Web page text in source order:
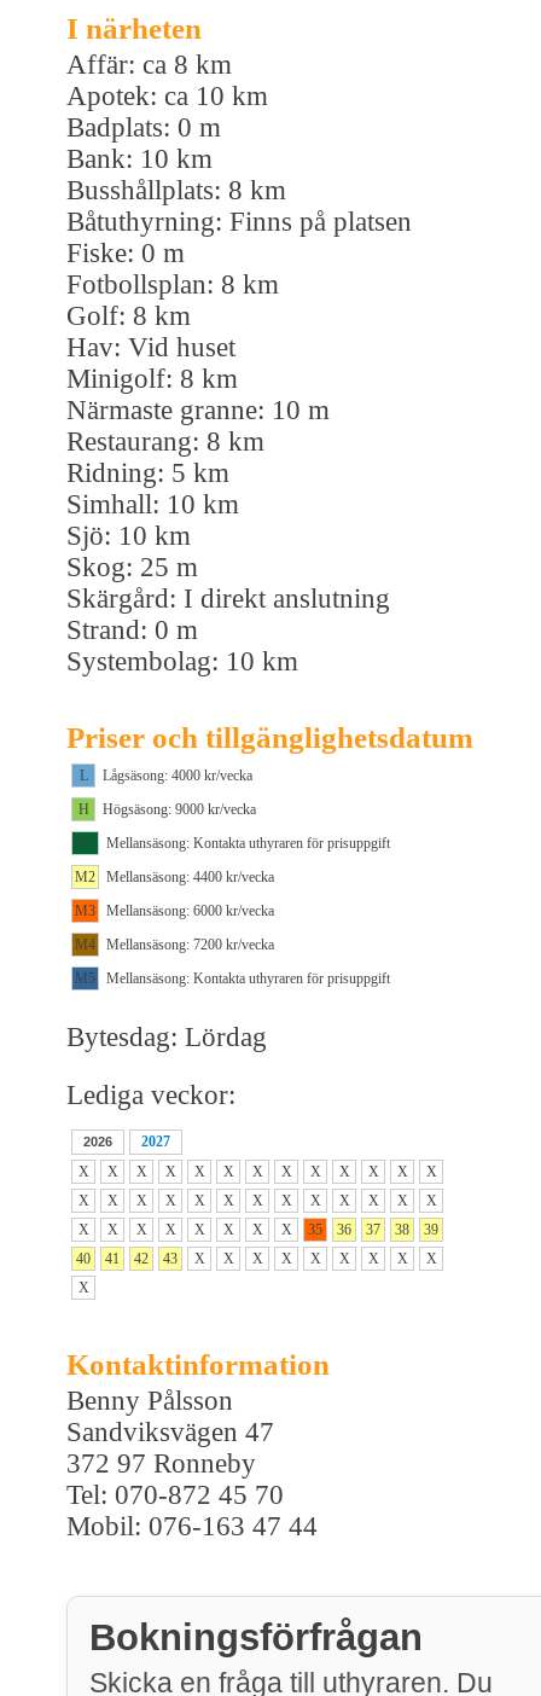
I närheten
Affär: ca 8 km
Apotek: ca 10 km
Badplats: 0 m
Bank: 10 km
Busshållplats: 8 km
Båtuthyrning: Finns på platsen
Fiske: 0 m
Fotbollsplan: 8 km
Golf: 8 km
Hav: Vid huset
Minigolf: 8 km
Närmaste granne: 10 m
Restaurang: 8 km
Ridning: 5 km
Simhall: 10 km
Sjö: 10 km
Skog: 25 m
Skärgård: I direkt anslutning
Strand: 0 m
Systembolag: 10 km
Priser och tillgänglighetsdatum
L
Lågsäsong: 4000 kr/vecka
H
Högsäsong: 9000 kr/vecka
M1
Mellansäsong: Kontakta uthyraren för prisuppgift
M2
Mellansäsong: 4400 kr/vecka
M3
Mellansäsong: 6000 kr/vecka
M4
Mellansäsong: 7200 kr/vecka
M5
Mellansäsong: Kontakta uthyraren för prisuppgift
Bytesdag: Lördag
Lediga veckor:
2026
2027
X
X X X X X X X X X X X
X
X
X X X X X X X X X X X
X
X
X X X X X X X 35 36 37 38
39
40
41 42 43 X X X X X X X X
X
X
Kontaktinformation
Benny Pålsson
Sandviksvägen 47
372 97 Ronneby
Tel: 070-872 45 70
Mobil: 076-163 47 44
Bokningsförfrågan
Skicka en fråga till uthyraren. Du